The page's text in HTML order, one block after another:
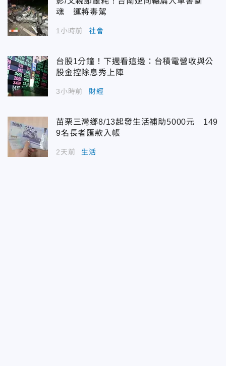
魂 運將毒駕
1小時前 社會
台股1分鐘！下週看這邊：台積電營收與公
股金控除息秀上陣
3小時前 財經
苗栗三灣鄉8/13起發生活補助5000元 149
9名長者匯款入帳
2天前 生活